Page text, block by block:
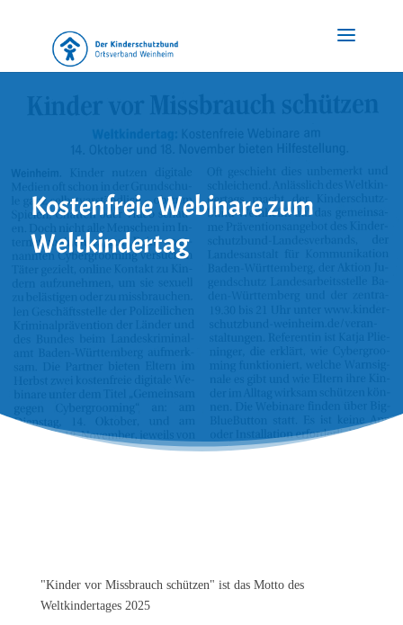
Kostenfreie Webinare zum
Weltkindertag
"Kinder vor Missbrauch schützen" ist das Motto des
Weltkindertages 2025